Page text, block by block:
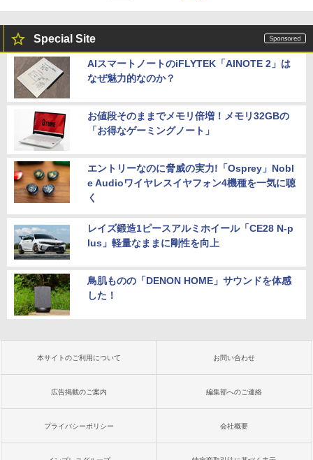
Special Site
AIスマートノートのiFLYTEK「AINOTE 2」は
なぜ魅力的なのか？
お値段そのままでメモリ倍増！メモリ32GBの
「お得なゲーミングノート」
エントリーなのに脅威の実力!「Osprey」Nobl
e Audioワイヤレスイヤフォン4機種を一気に聴
く
レイズ鍛造1ピースアルミホイール「CE28 N-p
lus」軽量なままに剛性を向上
鳥肌ものの「DENON HOME」サウンドを体感
した！
本サイトのご利用について お問い合わせ
広告掲載のご案内 編集部へのご連絡
プライバシーポリシー 会社概要